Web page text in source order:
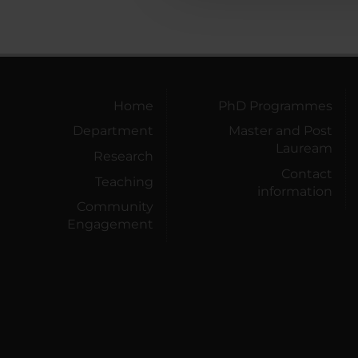
Home
Department
Research
Teaching
Community
Engagement
PhD Programmes
Master and Post
Lauream
Contact
information